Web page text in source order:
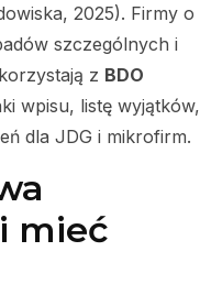
2025). Firmy o
szczególnych i
z BDO
wpisu, listę wyjątków,
dla JDG i mikrofirm.
mieć